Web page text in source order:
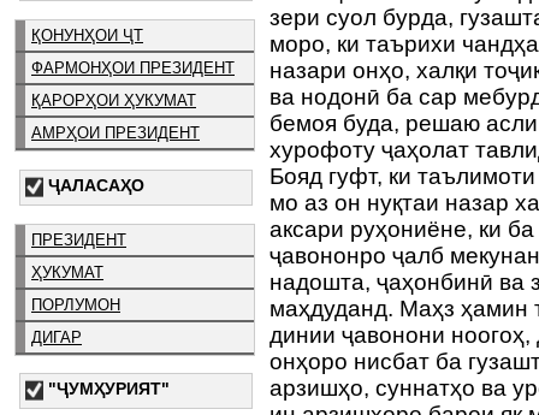
ҚОНУНҲОИ ҶТ
ФАРМОНҲОИ ПРЕЗИДЕНТ
ҚАРОРҲОИ ҲУКУМАТ
АМРҲОИ ПРЕЗИДЕНТ
ҶАЛАСАҲО
ПРЕЗИДЕНТ
ҲУКУМАТ
ПОРЛУМОН
ДИГАР
"ҶУМҲУРИЯТ"
зери суол бурда,
моро, ки таърихи
назари онҳо, халқи
ва нодонӣ ба сар
бемоя буда, решаю асли
хурофоту ҷаҳолат
Бояд гуфт, ки
мо аз он нуқтаи назар
аксари руҳониёне, ки
ҷавононро ҷалб
надошта, ҷаҳонбинӣ ва
маҳдуданд. Маҳз ҳамин
динии ҷавонони
онҳоро нисбат ба
арзишҳо, суннатҳо ва